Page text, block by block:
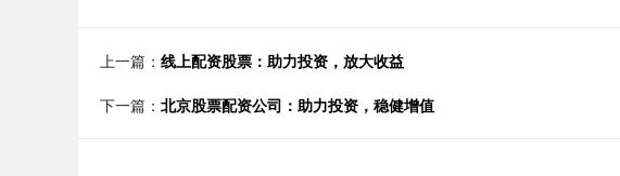
上一篇： 线上配资股票：助力投资，放大收益
下一篇： 北京股票配资公司：助力投资，稳健增值